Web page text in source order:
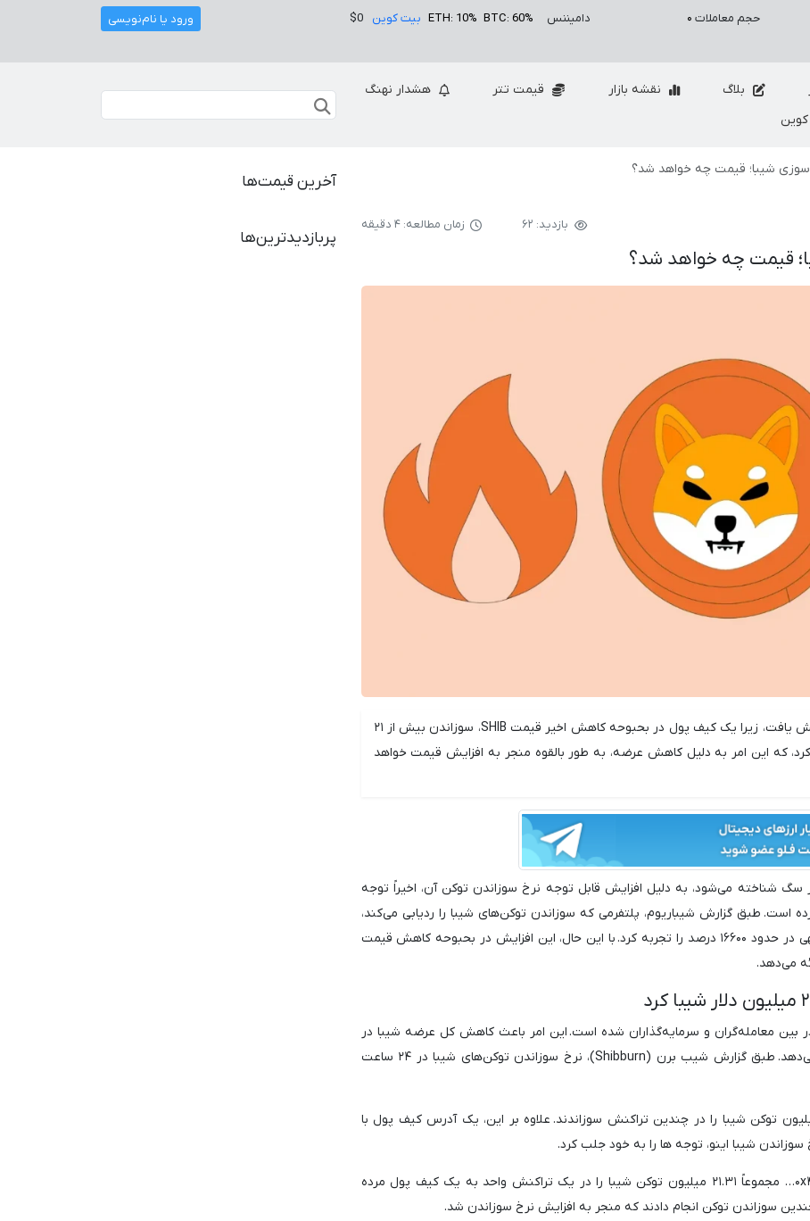
حجم معاملات ۰ دامیننس BTC: 60%
ETH: 10% بیت کوین $0 ورود یا نام‌نویسی
بلاگ نقشه بازار قیمت تتر
هشدار نهنگ
بازدید: ۶۲ زمان مطالعه: ۴ دقیقه
نرخ سوزاندن توکن شیبا اینو حدود ۱۶۶۰۰ درصد افزایش یافت، زیرا یک کیف پول در بحبوحه کاهش اخیر قیمت SHIB، سوزاندن بیش از ۲۱
۲۱ میلیون دلار را آغاز کرد، که این امر به دلیل کاهش عرضه، به طور بالقوه منجر به افزایش قیمت خواهد
سگ شناخته می‌شود، به دلیل افزایش قابل توجه نرخ سوزاندن توکن آن، اخیراً توجه
است. طبق گزارش شیباریوم، پلتفرمی که سوزاندن توکن‌های شیبا را ردیابی می‌کند،
نرخ سوزاندن روز سه‌شنبه، ۴ ژوئن، افزایش قابل توجهی در حدود ۱۶۶۰۰ درصد را تجربه کرد. با این حال، این افزایش در بحبوحه کاهش قیمت
می‌دهد.
بین معامله‌گران و سرمایه‌گذاران شده است. این امر باعث کاهش کل عرضه شیبا در
گردش می‌شود و به طور بالقوه ارزش آن را افزایش می‌دهد. طبق گزارش شیب برن (Shibburn)، نرخ سوزاندن توکن‌های شیبا در ۲۴ ساعت
این دوره، جامعه به طور کلی مجموعاً ۲۱.۵ میلیون توکن شیبا را در چندین تراکنش سوزاندند. علاوه بر این، یک آدرس کیف پول با
شیبا اینو، توجه ها را به خود جلب کرد.
این مشارکت کننده قابل توجه با آدرس کیف پول ۰x۴۹۸… مجموعاً ۲۱.۳۱ میلیون توکن شیبا را در یک تراکنش واحد به یک کیف پول مرده
سوزاندن توکن انجام دادند که منجر به افزایش نرخ سوزاندن شد.
آخرین قیمت‌ها
پربازدیدترین‌ها